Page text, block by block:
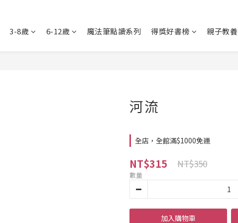
3-8歲 6-12歲 魔法筆點讀系列 得獎好書榜 親子教養
河流
全店，全館滿$1000免運
NT$315 NT$350
數量
加入購物車